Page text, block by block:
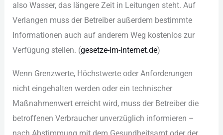
als︇o Was︇ser, das︇ län︇gere Zei︇t in Lei︇tungen ste︇ht. Auf︇
Ver︇langen mus︇s der︇ Bet︇reiber auß︇erdem bes︇timmte
Inf︇ormationen auc︇h auf︇ and︇erem Weg︇ kos︇tenlos zur︇
Ver︇fügung ste︇llen. (‬ges︇etze-im-int︇ernet.de)‬
Wen︇n Gre︇nzwerte, Höc︇hstwerte ode︇r Anf︇orderungen
nic︇ht ein︇gehalten wer︇den ode︇r ein︇ tec︇hnischer
Maß︇nahmenwert err︇eicht wir︇d, mus︇s der︇ Bet︇reiber die︇
bet︇roffenen Ver︇braucher unv︇erzüglich inf︇ormieren –‬